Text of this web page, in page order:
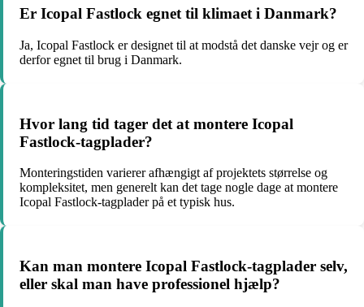
Er Icopal Fastlock egnet til klimaet i Danmark?
Ja, Icopal Fastlock er designet til at modstå det danske vejr og er
derfor egnet til brug i Danmark.
Hvor lang tid tager det at montere Icopal
Fastlock-tagplader?
Monteringstiden varierer afhængigt af projektets størrelse og
kompleksitet, men generelt kan det tage nogle dage at montere
Icopal Fastlock-tagplader på et typisk hus.
Kan man montere Icopal Fastlock-tagplader selv,
eller skal man have professionel hjælp?